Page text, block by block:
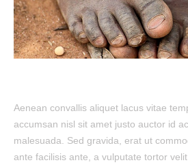
Previous
Aenean convallis aliquet lacus vitae
accumsan nisl sit amet justo auctor id
malesuada. Sed gravida, erat ut
ante facilisis ante, a vulputate tortor